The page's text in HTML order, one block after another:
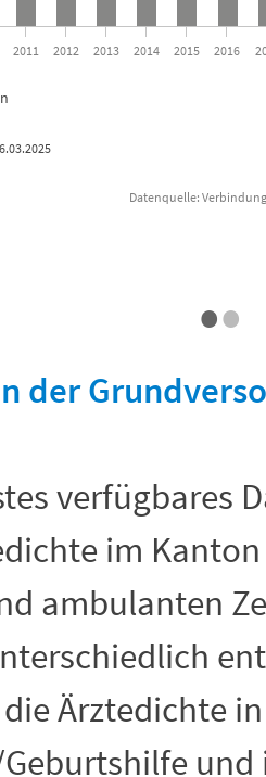
2011 2012 2013 2014 2015 2016
Datenquelle:
••
der
verfügbares
im
ambulanten
Ärztedichte